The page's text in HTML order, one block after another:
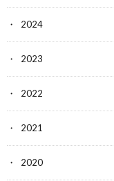
2024
2023
2022
2021
2020